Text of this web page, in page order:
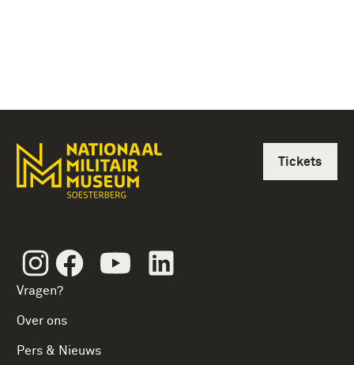
InstagramFacebookYoutube
Vragen?
Over ons
Pers & Nieuws
Tickets